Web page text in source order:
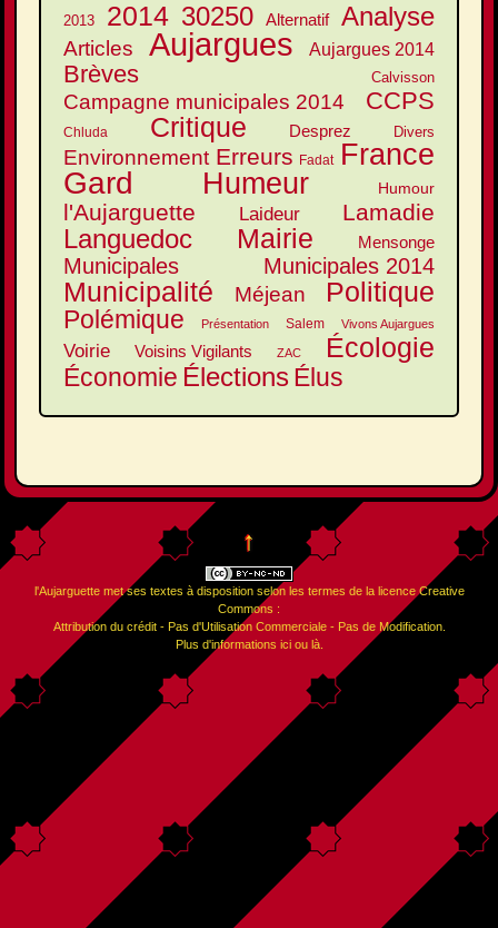
2013 2014 30250 Alternatif Analyse
Articles Aujargues Aujargues 2014
Brèves Calvisson
Campagne municipales 2014 CCPS
Chluda Critique Desprez Divers
Environnement Erreurs Fadat France
Gard Humeur Humour
l'Aujarguette Laideur Lamadie
Languedoc Mairie Mensonge
Municipales Municipales 2014
Municipalité Méjean Politique
Polémique Présentation Salem Vivons Aujargues
Voirie Voisins Vigilants ZAC Écologie
Économie ÉlectionsÉlus
↑
l'Aujarguettemet ses textes à disposition selon les termes de la licence Creative
Commons :
Attribution du crédit - Pas d'Utilisation Commerciale - Pas de Modification.
Plus d'informations iciou là.